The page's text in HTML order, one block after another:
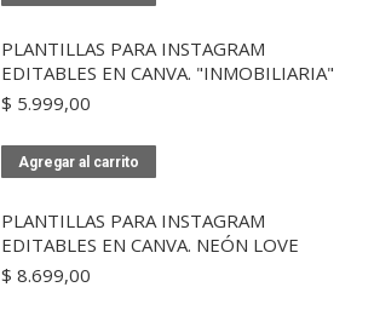
PLANTILLAS PARA INSTAGRAM
EDITABLES EN CANVA. "INMOBILIARIA"
$ 5.999,00
Agregar al carrito
PLANTILLAS PARA INSTAGRAM
EDITABLES EN CANVA. NEÓN LOVE
$ 8.699,00